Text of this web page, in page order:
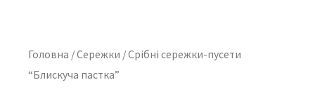
Головна /Сережки / Срібні сережки-пусети
“Блискуча пастка”